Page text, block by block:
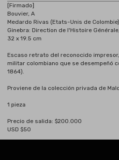
[Firmado]
Bouvier, A
Medardo Rivas (Etats-Unis de Colombie)
Ginebra: Direction de l'Histoire
32 x 19.5 cm
Escaso retrato del reconocido
militar colombiano que se desempeñó
1864).
Proviene de la colección privada de
1 pieza
Precio de salida: $200.000
USD $50